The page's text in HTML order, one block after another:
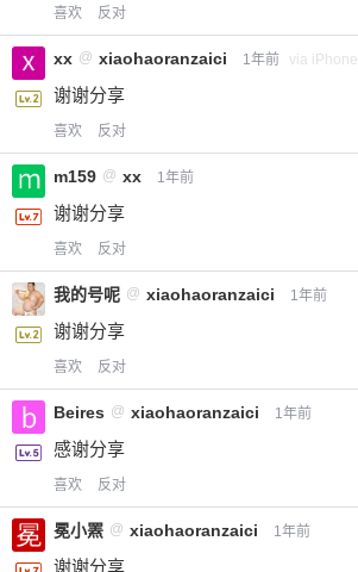
喜欢 反对
xx @ xiaohaoranzaici 1年前 via iPhone
谢谢分享
喜欢 反对
m159 @ xx 1年前
谢谢分享
喜欢 反对
我的号呢 @ xiaohaoranzaici 1年前
谢谢分享
喜欢 反对
Beires @ xiaohaoranzaici 1年前
感谢分享
喜欢 反对
冕小罴 @ xiaohaoranzaici 1年前
谢谢分享